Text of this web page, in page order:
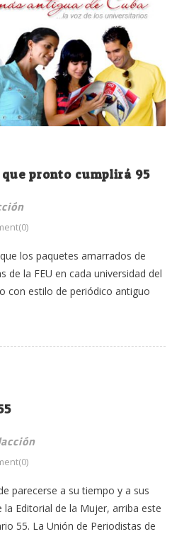
pronto cumplirá 95
los paquetes amarrados de
de la FEU en cada universidad del
con estilo de periódico antiguo
parecerse a su tiempo y a sus
Editorial de la Mujer, arriba este
55. La Unión de Periodistas de